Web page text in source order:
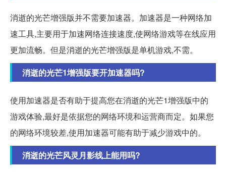
消逝的光芒增强版并不需要加速器。加速器是一种网络加
速工具,主要用于加速网络连接速度,使网络游戏等在线应用
更加流畅。但是消逝的光芒增强版是单机游戏,不需。
消逝的光芒1增强版要开加速器吗?
使用加速器是否有助于提高您在消逝的光芒1增强版中的
游戏体验,最好是依据您的网络环境和运营商而定。如果您
的网络环境较差,使用加速器可能有助于减少游戏中的。
消逝的光芒风灵月影线上能用吗?